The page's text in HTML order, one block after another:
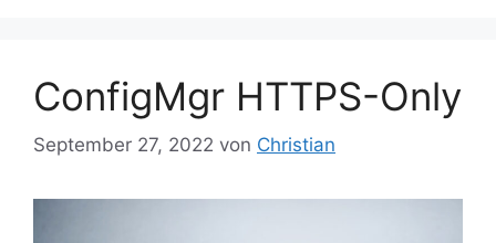
ConfigMgr HTTPS-Only
September 27, 2022 von Christian